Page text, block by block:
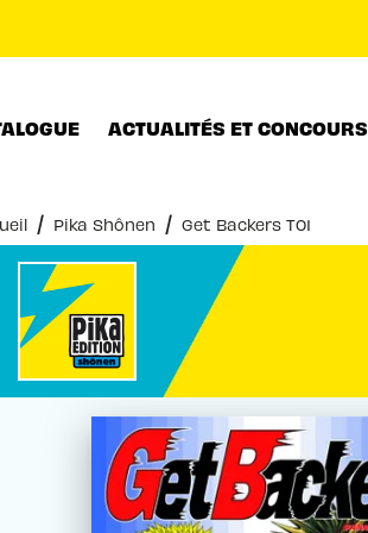
ACTUALITÉS ET CONCOURS
/ Pika Shônen / Get Backers T01